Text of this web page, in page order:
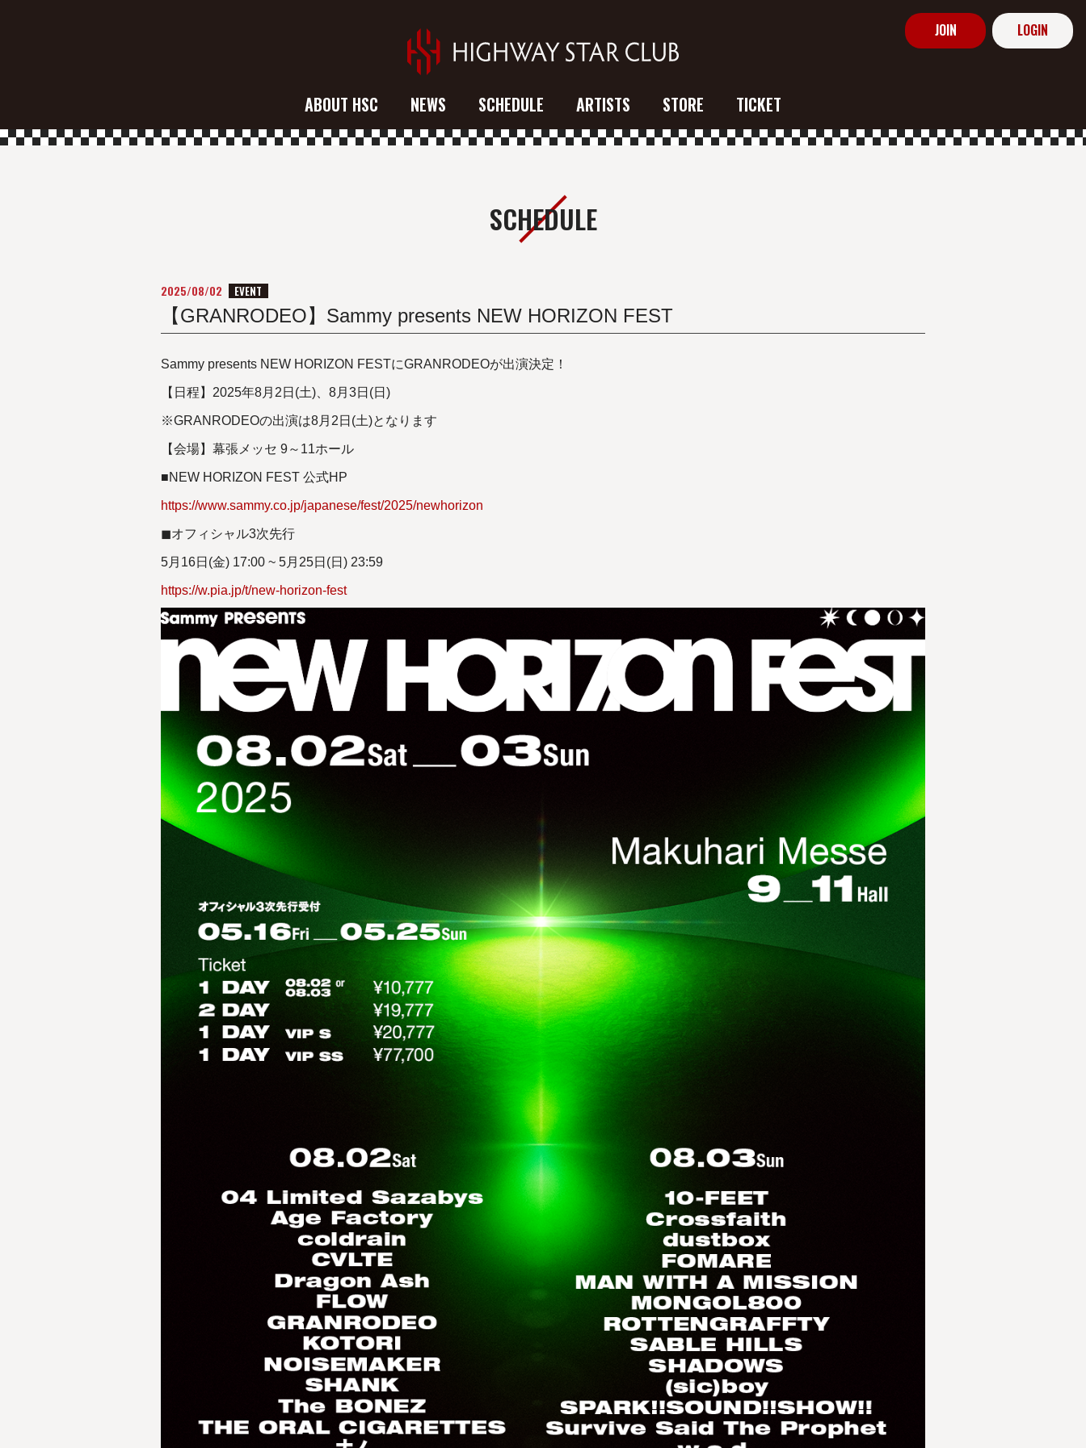
ABOUT HSC NEWS SCHEDULE ARTISTS STORE TICKET
JOIN LOGIN
SCHEDULE
2025/08/02 EVENT
【GRANRODEO】Sammy presents NEW HORIZON FEST
Sammy presents NEW HORIZON FESTにGRANRODEOが出演決定！
【日程】2025年8月2日(土)、8月3日(日)
※GRANRODEOの出演は8月2日(土)となります
【会場】幕張メッセ 9～11ホール
■NEW HORIZON FEST 公式HP
https://www.sammy.co.jp/japanese/fest/2025/newhorizon
◼︎オフィシャル3次先行
5月16日(金) 17:00 ~ 5月25日(日) 23:59
https://w.pia.jp/t/new-horizon-fest